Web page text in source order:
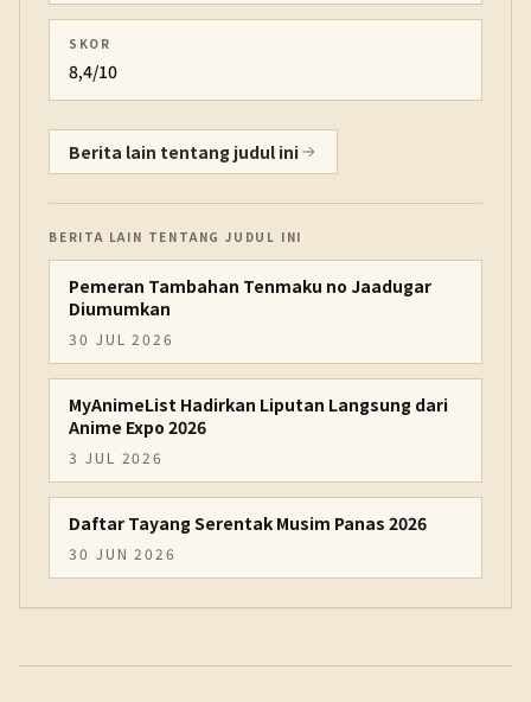
SKOR
8,4/10
Berita lain tentang judul ini
BERITA LAIN TENTANG JUDUL INI
Pemeran Tambahan Tenmaku no Jaadugar
Diumumkan
30 JUL 2026
MyAnimeList Hadirkan Liputan Langsung dari
Anime Expo 2026
3 JUL 2026
Daftar Tayang Serentak Musim Panas 2026
30 JUN 2026